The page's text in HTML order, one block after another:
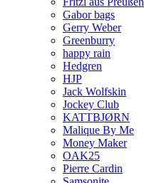
Gabor bags
Gerry Weber
Greenburry
happy rain
Hedgren
HJP
Jack Wolfskin
Jockey Club
KATTBJØRN
Malique By Me
Money Maker
OAK25
Pierre Cardin